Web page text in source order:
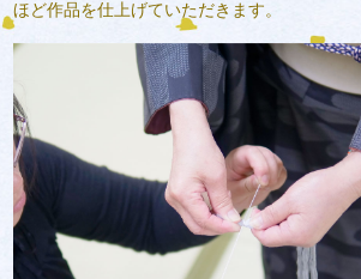
ほど作品を仕上げていただきます。